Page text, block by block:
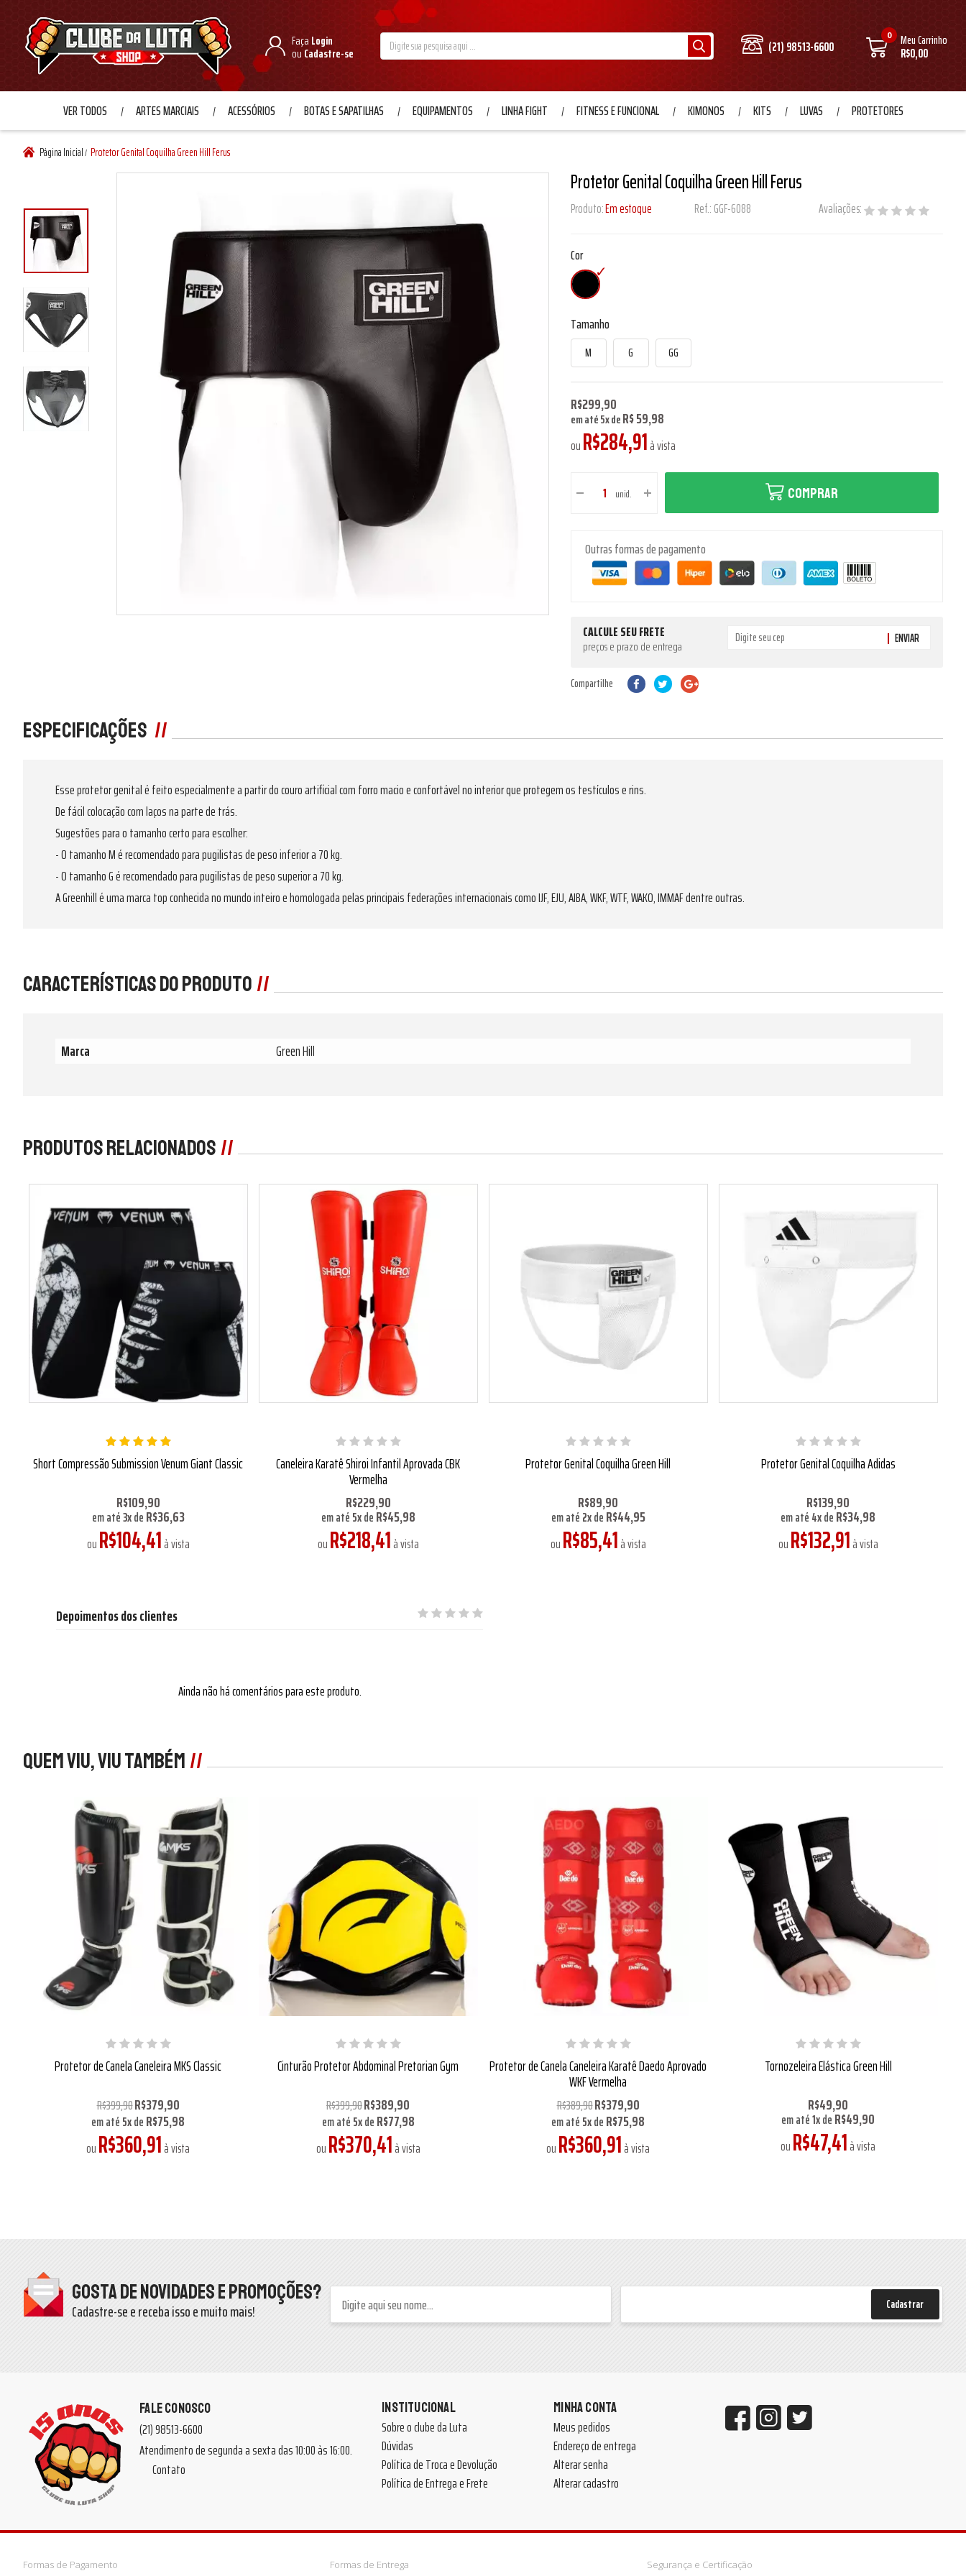
Faça Login
ou Cadastre-se (21) 98513-6600
0 Meu Carrinho
R$0,00
VER TODOS ARTES MARCIAIS ACESSÓRIOS BOTAS E SAPATILHAS EQUIPAMENTOS LINHA FIGHT FITNESS E FUNCIONAL KIMONOS KITS LUVAS PROTETORES
Página Inicial/ Protetor Genital Coquilha Green Hill Ferus
Protetor Genital Coquilha Green Hill Ferus
Produto:Em estoque Ref.:GGF-6088 Avaliações:
Cor
Tamanho
M G GG
R$299,90
em até5xdeR$ 59,98
ouR$284,91à vista
unid. COMPRAR
Outras formas de pagamento
CALCULE SEU FRETE
preços e prazo de entrega ENVIAR
Compartilhe
Especificações
Esse protetor genital é feito especialmente a partir do couro artificial com forro macio e confortável no interior que protegem os testículos e rins.
De fácil colocação com laços na parte de trás.
Sugestões para o tamanho certo para escolher:
- O tamanho M é recomendado para pugilistas de peso inferior a 70 kg.
- O tamanho G é recomendado para pugilistas de peso superior a 70 kg.
A Greenhill é uma marca top conhecida no mundo inteiro e homologada pelas principais federações internacionais como IJF, EJU, AIBA, WKF, WTF, WAKO, IMMAF dentre outras.
Características do produto
Marca Green Hill
Produtos Relacionados
Short Compressão Submission Venum Giant Classic
R$109,90
em até3xdeR$36,63
ouR$104,41à vista
Caneleira Karatê Shiroi Infantil Aprovada CBK
Vermelha
R$229,90
em até5xdeR$45,98
ouR$218,41à vista
Protetor Genital Coquilha Green Hill
R$89,90
em até2xdeR$44,95
ouR$85,41à vista
Protetor Genital Coquilha Adidas
R$139,90
em até4xdeR$34,98
ouR$132,91à vista
Depoimentos dos clientes
Ainda não há comentários para este produto.
Quem viu, viu também
Protetor de Canela Caneleira MKS Classic
R$399,90R$379,90
em até5xdeR$75,98
ouR$360,91à vista
Cinturão Protetor Abdominal Pretorian Gym
R$399,90R$389,90
em até5xdeR$77,98
ouR$370,41à vista
Protetor de Canela Caneleira Karatê Daedo Aprovado
WKF Vermelha
R$389,90R$379,90
em até5xdeR$75,98
ouR$360,91à vista
Tornozeleira Elástica Green Hill
R$49,90
em até1xdeR$49,90
ouR$47,41à vista
Gosta de novidades e promoções?
Cadastre-se e receba isso e muito mais! Cadastrar
FALE CONOSCO
(21) 98513-6600
Atendimento de segunda a sexta das 10:00 às 16:00.
Contato
INSTITUCIONAL
Sobre o clube da Luta
Dúvidas
Política de Troca e Devolução
Política de Entrega e Frete
MINHA CONTA
Meus pedidos
Endereço de entrega
Alterar senha
Alterar cadastro
Formas de Pagamento Formas de Entrega Segurança e Certificação